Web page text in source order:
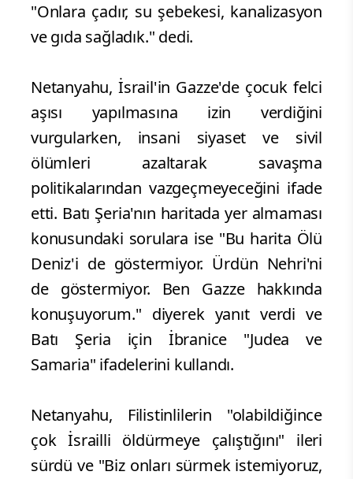
"Onlara çadır, su şebekesi, kanalizasyon
ve gıda sağladık." dedi.
Netanyahu, İsrail'in Gazze'de çocuk felci
aşısı yapılmasına izin verdiğini
vurgularken, insani siyaset ve sivil
ölümleri azaltarak savaşma
politikalarından vazgeçmeyeceğini ifade
etti. Batı Şeria'nın haritada yer almaması
konusundaki sorulara ise "Bu harita Ölü
Deniz'i de göstermiyor. Ürdün Nehri'ni
de göstermiyor. Ben Gazze hakkında
konuşuyorum." diyerek yanıt verdi ve
Batı Şeria için İbranice "Judea ve
Samaria" ifadelerini kullandı.
Netanyahu, Filistinlilerin "olabildiğince
çok İsrailli öldürmeye çalıştığını" ileri
sürdü ve "Biz onları sürmek istemiyoruz,